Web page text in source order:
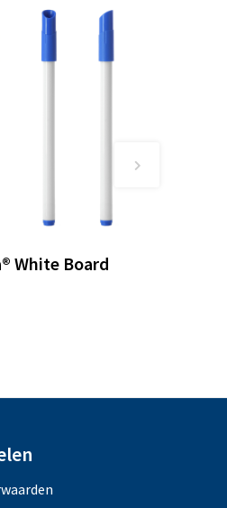
White Board